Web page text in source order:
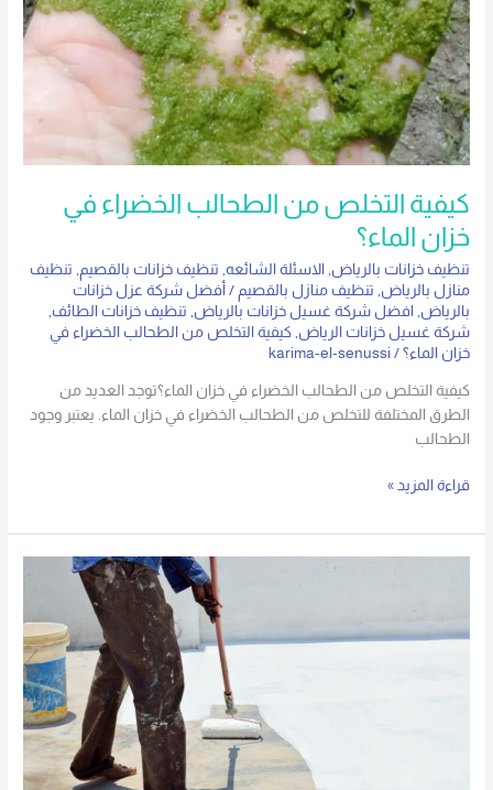
كيفية التخلص من الطحالب الخضراء في
خزان الماء؟
تنظيف خزانات بالرياض, الاسئلة الشائعه, تنظيف خزانات بالقصيم, تنظيف
منازل بالرياض, تنظيف منازل بالقصيم / أفضل شركة عزل خزانات
بالرياض, افضل شركة غسيل خزانات بالرياض, تنظيف خزانات الطائف,
شركة غسيل خزانات الرياض,كيفية التخلص من الطحالب الخضراء في
خزان الماء؟ /
karima-el-senussi
كيفية التخلص من الطحالب الخضراء في خزان الماء؟توجد العديد من
الطرق المختلفة للتخلص من الطحالب الخضراء في خزان الماء. يعتبر وجود
الطحالب
قراءة المزيد »
يغني